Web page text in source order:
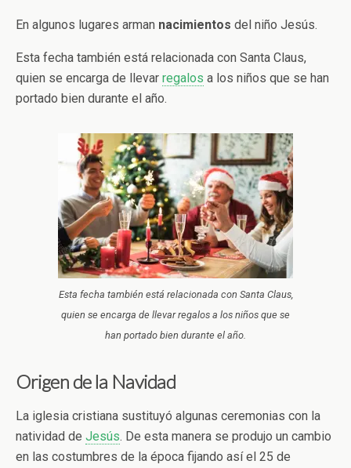
En algunos lugares arman nacimientos del niño Jesús.
Esta fecha también está relacionada con Santa Claus,
quien se encarga de llevar regalos a los niños que se han
portado bien durante el año.
Esta fecha también está relacionada con Santa Claus,
quien se encarga de llevar regalos a los niños que se
han portado bien durante el año.
Origen de la Navidad
La iglesia cristiana sustituyó algunas ceremonias con la
natividad de Jesús. De esta manera se produjo un cambio
en las costumbres de la época fijando así el 25 de